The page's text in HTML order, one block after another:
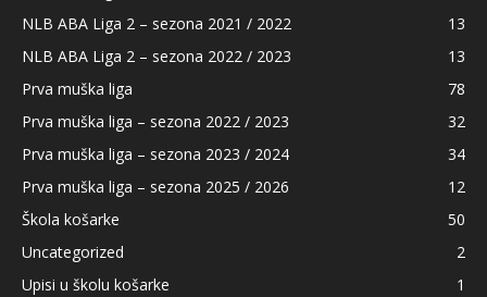
NLB ABA Liga 2 – sezona 2021 / 2022
13
NLB ABA Liga 2 – sezona 2022 / 2023
13
Prva muška liga
78
Prva muška liga – sezona 2022 / 2023
32
Prva muška liga – sezona 2023 / 2024
34
Prva muška liga – sezona 2025 / 2026
12
Škola košarke
50
Uncategorized
2
Upisi u školu košarke
1